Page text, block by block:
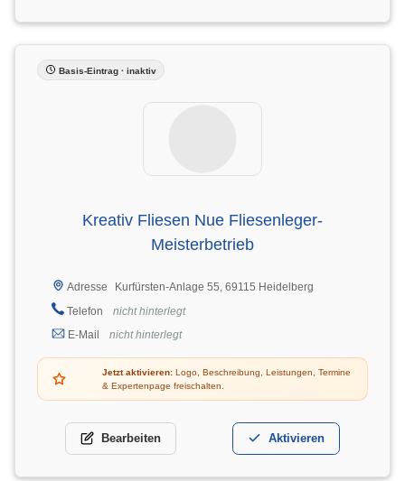
Basis-Eintrag · inaktiv
Kreativ Fliesen Nue Fliesenleger-
Meisterbetrieb
Adresse
Kurfürsten-Anlage 55, 69115 Heidelberg
Telefon
nicht hinterlegt
E-Mail
nicht hinterlegt
Jetzt aktivieren: Logo, Beschreibung, Leistungen, Termine
& Expertenpage freischalten.
Bearbeiten Aktivieren